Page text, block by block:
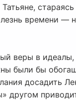
времени —
веры в идеалы,
были бы
досадить
другом